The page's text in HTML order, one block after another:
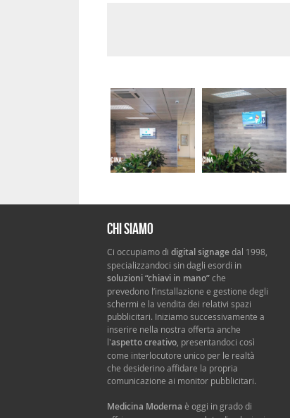
Chi siamo
Ci occupiamo di digital signagedal 1998,
specializzandoci sin dagli esordi in
soluzioni “chiavi in mano”che
prevedono l’installazione e gestione degli
schermi e la vendita dei relativi spazi
pubblicitari. Iniziamo successivamente a
inserire nella nostra offerta anche
l'aspetto creativo , presentandoci così
come interlocutore unico per le realtà
che desiderino affidare la propria
comunicazione ai monitor pubblicitari.
Medicina Moderna è oggi in grado di